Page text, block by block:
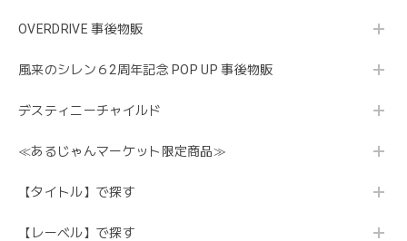
OVERDRIVE 事後物販
風来のシレン６2周年記念 POP UP 事後物販
デスティニーチャイルド
≪あるじゃんマーケット限定商品≫
【タイトル】で探す
【レーベル】で探す